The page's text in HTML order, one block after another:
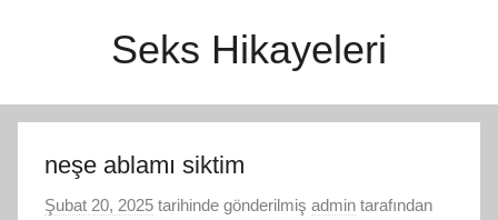
Seks Hikayeleri
neşe ablamı siktim
Şubat 20, 2025 tarihinde gönderilmiş admin tarafından